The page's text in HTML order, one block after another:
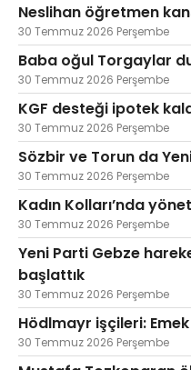
Neslihan öğretmen
30 Temmuz 2026 Perşembe
Baba oğul Torgaylar
30 Temmuz 2026 Perşembe
KGF desteği ipotek
30 Temmuz 2026 Perşembe
Sözbir ve Torun da
30 Temmuz 2026 Perşembe
Kadın Kolları’nda
30 Temmuz 2026 Perşembe
Yeni Parti Gebze
başlattık
30 Temmuz 2026 Perşembe
Hödlmayr işçileri:
30 Temmuz 2026 Perşembe